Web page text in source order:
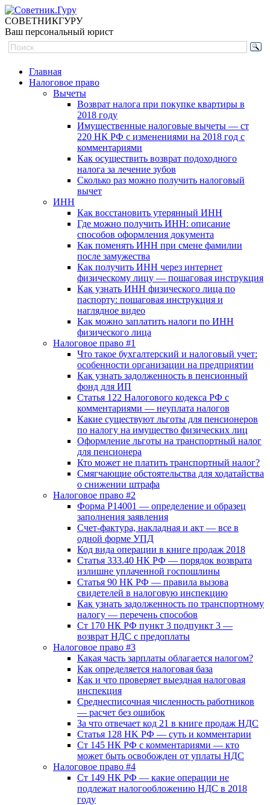
СОВЕТНИКГУРУ
Ваш персональный юрист
Главная
Налоговое право
Вычеты
Возврат налога при покупке квартиры в
2018 году
Имущественные налоговые вычеты — ст
220 НК РФ с изменениями на 2018 год с
комментариями
Как осуществить возврат подоходного
налога за лечение зубов
Сколько раз можно получить налоговый
вычет
ИНН
Как восстановить утерянный ИНН
Где можно получить ИНН: описание
способов оформления документа
Как поменять ИНН при смене фамилии
после замужества
Как получить ИНН через интернет
физическому лицу — пошаговая инструкция
Как узнать ИНН физического лица по
паспорту: пошаговая инструкция и
наглядное видео
Как можно заплатить налоги по ИНН
физического лица
Налоговое право #1
Что такое бухгалтерский и налоговый учет:
особенности организации на предприятии
Как узнать задолженность в пенсионный
фонд для ИП
Статья 122 Налогового кодекса РФ с
комментариями — неуплата налогов
Какие существуют льготы для пенсионеров
по налогу на имущество физических лиц
Оформление льготы на транспортный налог
для пенсионера
Кто может не платить транспортный налог?
Смягчающие обстоятельства для ходатайства
о снижении штрафа
Налоговое право #2
Форма Р14001 — определение и образец
заполнения заявления
Счет-фактура, накладная и акт — все в
одной форме УПД
Код вида операции в книге продаж 2018
Статья 333.40 НК РФ — порядок возврата
излишне уплаченной госпошлины
Статья 90 НК РФ — правила вызова
свидетелей в налоговую инспекцию
Как узнать задолженность по транспортному
налогу — перечень способов
Ст 170 НК РФ пункт 3 подпункт 3 —
возврат НДС с предоплаты
Налоговое право #3
Какая часть зарплаты облагается налогом?
Как определяется налоговая база
Как и что проверяет выездная налоговая
инспекция
Среднесписочная численность работников
— расчет без ошибок
За что отвечает код 21 в книге продаж НДС
Статья 128 HK РФ — суть и комментарии
Ст 145 НК РФ с комментариями — кто
может быть освобожден от уплаты НДС
Налоговое право #4
Ст 149 НК РФ — какие операции не
подлежат налогообложению НДС в 2018
году